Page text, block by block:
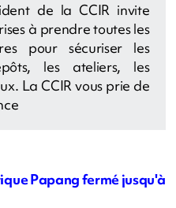
de la CCIR invite
à prendre toutes les
pour sécuriser les
les ateliers, les
La CCIR vous prie de
Papang fermé jusqu'à